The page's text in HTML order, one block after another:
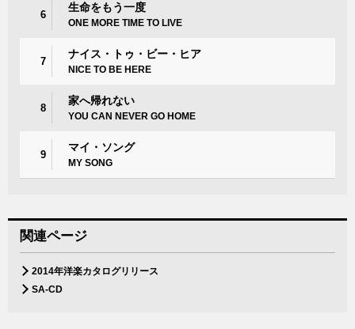
6
生命をもう一度
ONE MORE TIME TO LIVE
7
ナイス・トゥ・ビー・ヒア
NICE TO BE HERE
8
家へ帰れない
YOU CAN NEVER GO HOME
9
マイ・ソング
MY SONG
関連ページ
2014年洋楽カタログリリース
SA-CD